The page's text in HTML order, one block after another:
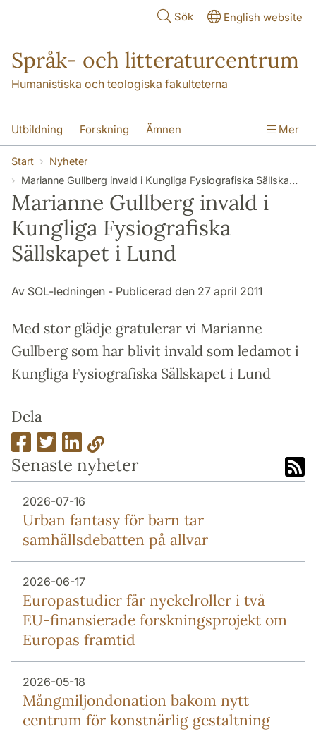
Sök English website
Språk- och litteraturcentrum
Humanistiska och teologiska fakulteterna
Utbildning Forskning Ämnen
SOL-husen Kontakt
översättning till svenska
Mer
Start
Nyheter
Marianne Gullberg invald i Kungliga Fysiografiska Sällskapet i Lund
Marianne Gullberg invald i
Kungliga Fysiografiska
Sällskapet i Lund
Av SOL-ledningen - Publicerad den 27 april 2011
Med stor glädje gratulerar vi Marianne
Gullberg som har blivit invald som ledamot i
Kungliga Fysiografiska Sällskapet i Lund
Dela
Senaste nyheter
2026-07-16
Urban fantasy för barn tar
samhällsdebatten på allvar
2026-06-17
Europa­studier får nyckel­roller i två
EU-finansierade forsknings­projekt om
Europas framtid
2026-05-18
Mång­miljon­donation bakom nytt
centrum för konstnärlig gestaltning